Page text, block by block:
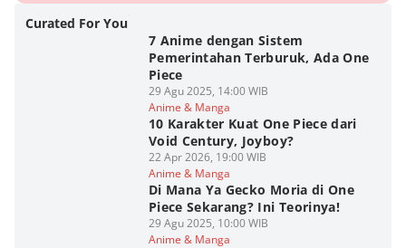
Curated For You
7 Anime dengan Sistem
Pemerintahan Terburuk, Ada One
Piece
29 Agu 2025, 14:00 WIB
Anime & Manga
10 Karakter Kuat One Piece dari
Void Century, Joyboy?
22 Apr 2026, 19:00 WIB
Anime & Manga
Di Mana Ya Gecko Moria di One
Piece Sekarang? Ini Teorinya!
29 Agu 2025, 10:00 WIB
Anime & Manga